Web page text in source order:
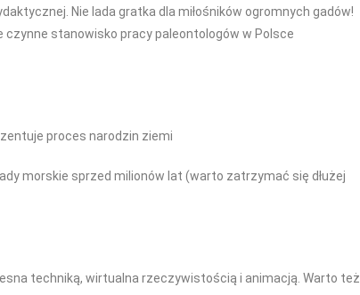
Nie lada gratka dla miłośników ogromnych gadów!
stanowisko pracy paleontologów w Polsce
proces narodzin ziemi
morskie sprzed milionów lat (warto zatrzymać się dłużej
techniką, wirtualna rzeczywistością i animacją. Warto też